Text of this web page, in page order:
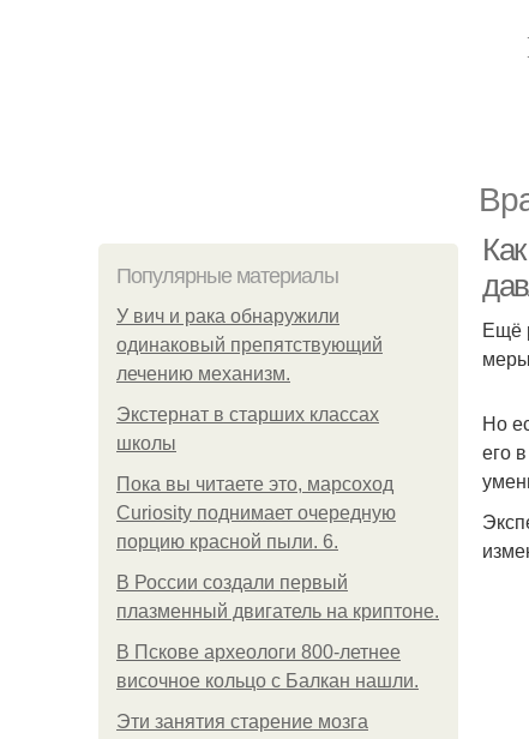
Популярные материалы
У вич и рака обнаружили
одинаковый препятствующий
лечению механизм.
Экстернат в старших классах
школы
Пока вы читаете это, марсоход
Curiosity поднимает очередную
порцию красной пыли. 6.
В России создали первый
плазменный двигатель на криптоне.
В Пскове археологи 800-летнее
височное кольцо с Балкан нашли.
Эти занятия старение мозга
Ещё
Но
его